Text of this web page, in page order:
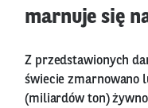
marnuje się
Z przedstawionych
świecie zmarnowano
(miliardów ton)